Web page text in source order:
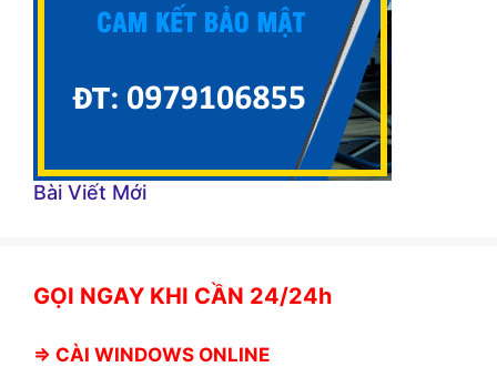
Bài Viết Mới
GỌI NGAY KHI CẦN 24/24h
⇒ CÀI WINDOWS ONLINE